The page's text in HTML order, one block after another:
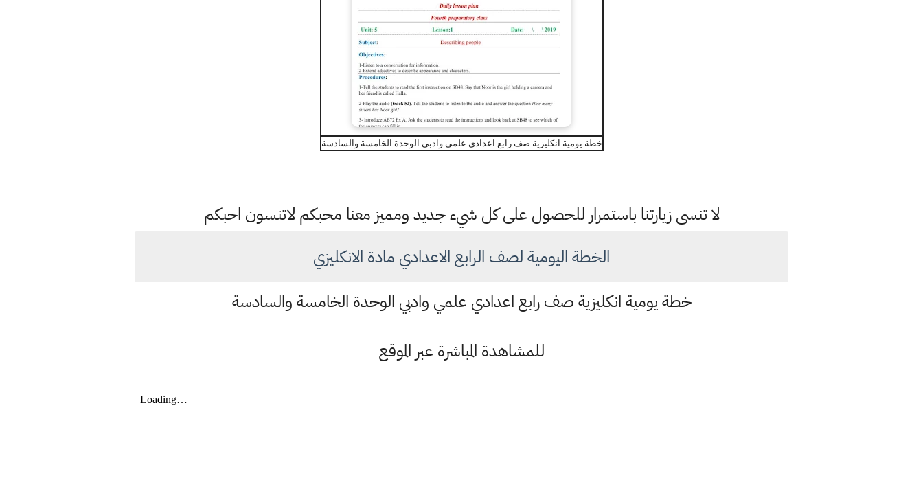
خطة يومية انكليزية صف رابع اعدادي علمي وادبي الوحدة الخامسة والسادسة
لا تنسى زيارتنا باستمرار للحصول على كل شيء جديد ومميز معنا محبكم لاتنسون احبكم
الخطة اليومية لصف الرابع الاعدادي مادة الانكليزي
خطة يومية انكليزية صف رابع اعدادي علمي وادبي الوحدة الخامسة والسادسة
للمشاهدة المباشرة عبر الموقع